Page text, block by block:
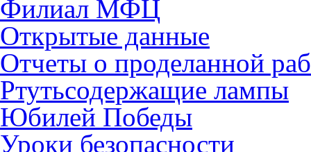
Филиал МФЦ
Открытые данные
Отчеты о проделанной
Ртутьсодержащие лампы
Юбилей Победы
Уроки безопасности